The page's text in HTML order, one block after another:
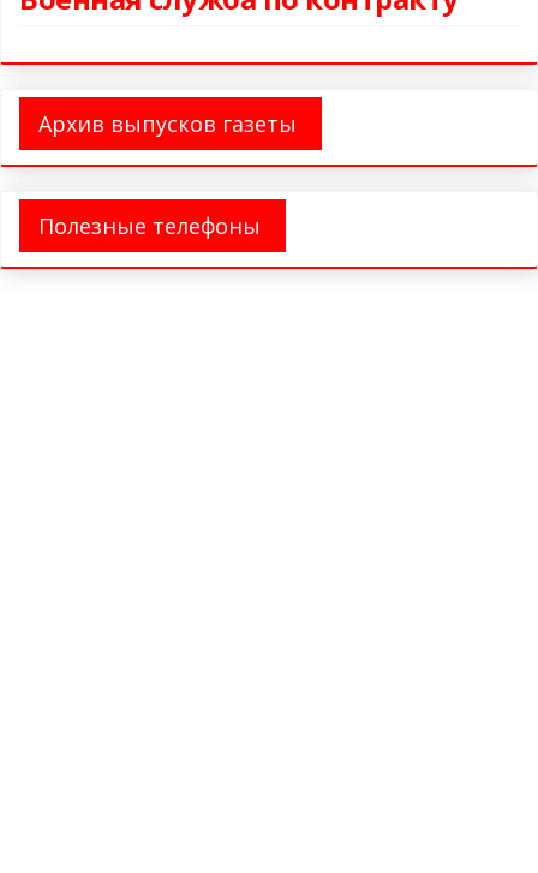
Архив выпусков газеты
Полезные телефоны